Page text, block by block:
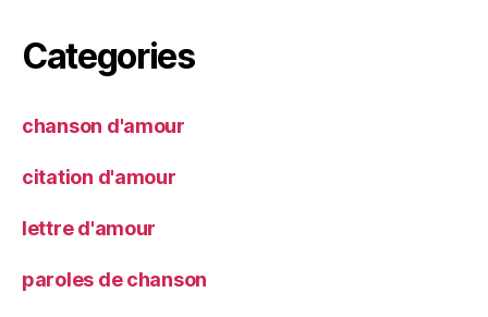
Categories
chanson d'amour
citation d'amour
lettre d'amour
paroles de chanson